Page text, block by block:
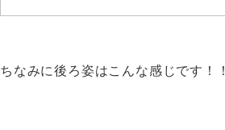
ちなみに後ろ姿はこんな感じです！！